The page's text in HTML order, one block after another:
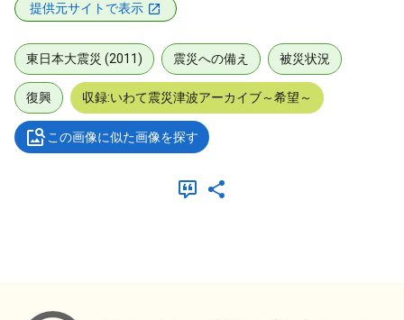
提供元サイトで表示
東日本大震災 (2011) 震災への備え 被災状況
復興 収録:いわて震災津波アーカイブ～希望～
この画像に似た画像を探す